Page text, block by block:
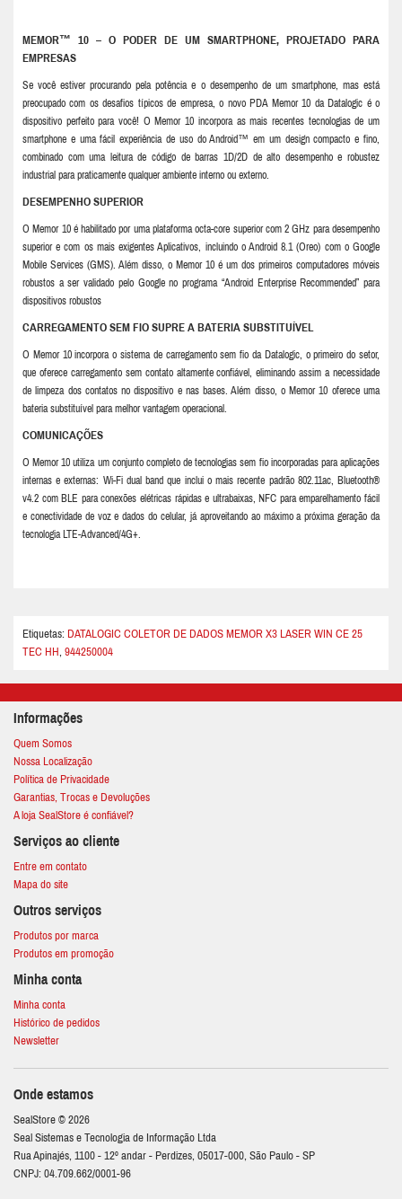
MEMOR™ 10 – O PODER DE UM SMARTPHONE, PROJETADO PARA
EMPRESAS
Se você estiver procurando pela potência e o desempenho de um smartphone, mas está
preocupado com os desafios típicos de empresa, o novo PDA Memor 10 da Datalogic é o
dispositivo perfeito para você! O Memor 10 incorpora as mais recentes tecnologias de um
smartphone e uma fácil experiência de uso do Android™ em um design compacto e fino,
combinado com uma leitura de código de barras 1D/2D de alto desempenho e robustez
industrial para praticamente qualquer ambiente interno ou externo.
DESEMPENHO SUPERIOR
O Memor 10 é habilitado por uma plataforma octa-core superior com 2 GHz para desempenho
superior e com os mais exigentes Aplicativos, incluindo o Android 8.1 (Oreo) com o Google
Mobile Services (GMS). Além disso, o Memor 10 é um dos primeiros computadores móveis
robustos a ser validado pelo Google no programa “Android Enterprise Recommended” para
dispositivos robustos
CARREGAMENTO SEM FIO SUPRE A BATERIA SUBSTITUÍVEL
O Memor 10 incorpora o sistema de carregamento sem fio da Datalogic, o primeiro do setor,
que oferece carregamento sem contato altamente confiável, eliminando assim a necessidade
de limpeza dos contatos no dispositivo e nas bases. Além disso, o Memor 10 oferece uma
bateria substituível para melhor vantagem operacional.
COMUNICAÇÕES
O Memor 10 utiliza um conjunto completo de tecnologias sem fio incorporadas para aplicações
internas e externas: Wi-Fi dual band que inclui o mais recente padrão 802.11ac, Bluetooth®
v4.2 com BLE para conexões elétricas rápidas e ultrabaixas, NFC para emparelhamento fácil
e conectividade de voz e dados do celular, já aproveitando ao máximo a próxima geração da
tecnologia LTE-Advanced/4G+.
Etiquetas: DATALOGIC COLETOR DE DADOS MEMOR X3 LASER WIN CE 25
TEC HH, 944250004
Informações
Quem Somos
Nossa Localização
Política de Privacidade
Garantias, Trocas e Devoluções
A loja SealStore é confiável?
Serviços ao cliente
Entre em contato
Mapa do site
Outros serviços
Produtos por marca
Produtos em promoção
Minha conta
Minha conta
Histórico de pedidos
Newsletter
Onde estamos
SealStore © 2026
Seal Sistemas e Tecnologia de Informação Ltda
Rua Apinajés, 1100 - 12º andar - Perdizes, 05017-000, São Paulo - SP
CNPJ: 04.709.662/0001-96